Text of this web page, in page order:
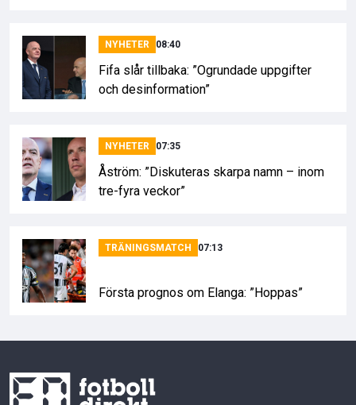
NYHETER 08:40
Fifa slår tillbaka: ”Ogrundade uppgifter
och desinformation”
NYHETER 07:35
Åström: ”Diskuteras skarpa namn – inom
tre-fyra veckor”
TRÄNINGSMATCH 07:13
Första prognos om Elanga: ”Hoppas”